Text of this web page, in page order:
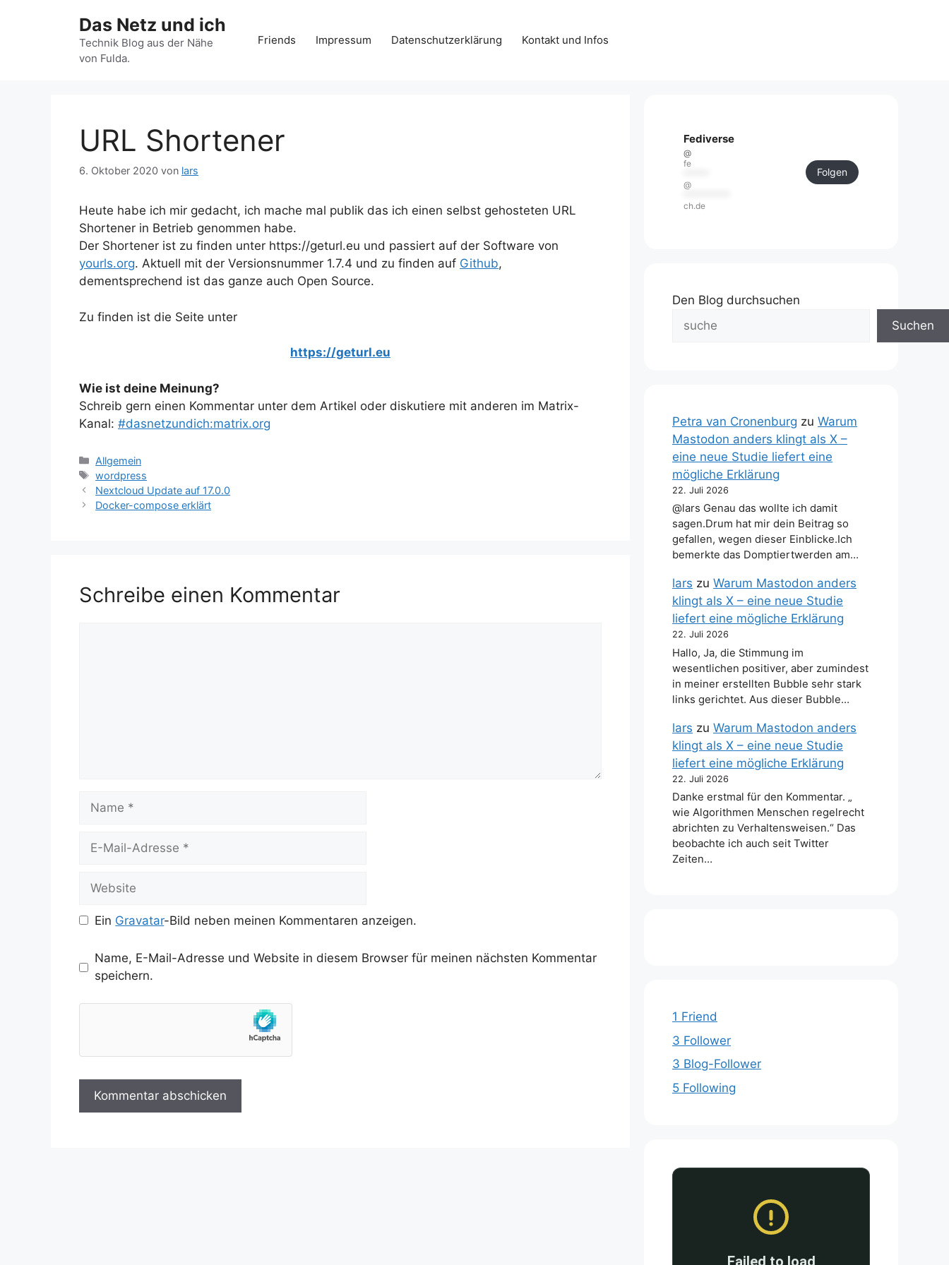
Das Netz und ich
Technik Blog aus der Nähe
von Fulda.
Friends Impressum Datenschutzerklärung Kontakt und Infos
URL Shortener
6. Oktober 2020 von lars
Heute habe ich mir gedacht, ich mache mal publik das ich einen selbst gehosteten URL
Shortener in Betrieb genommen habe.
Der Shortener ist zu finden unter https://geturl.eu und passiert auf der Software von
yourls.org. Aktuell mit der Versionsnummer 1.7.4 und zu finden auf Github,
dementsprechend ist das ganze auch Open Source.
Zu finden ist die Seite unter
https://geturl.eu
Wie ist deine Meinung?
Schreib gern einen Kommentar unter dem Artikel oder diskutiere mit anderen im Matrix-
Kanal: #dasnetzundich:matrix.org
Kategorien
Allgemein
Schlagwörter
wordpress
Nextcloud Update auf 17.0.0
Docker-compose erklärt
Schreibe einen Kommentar
Mail-
Ein Gravatar-Bild neben meinen Kommentaren anzeigen.
Name, E-Mail-Adresse und Website in diesem Browser für meinen nächsten Kommentar
speichern.
Fediverse
@
fe
@
ch.de
Folgen
Den Blog durchsuchen
Suchen
Petra van Cronenburg zu Warum
Mastodon anders klingt als X –
eine neue Studie liefert eine
mögliche Erklärung
22. Juli 2026
@lars Genau das wollte ich damit
sagen.Drum hat mir dein Beitrag so
gefallen, wegen dieser Einblicke.Ich
bemerkte das Domptiertwerden am…
lars zu Warum Mastodon anders
klingt als X – eine neue Studie
liefert eine mögliche Erklärung
22. Juli 2026
Hallo, Ja, die Stimmung im
wesentlichen positiver, aber zumindest
in meiner erstellten Bubble sehr stark
links gerichtet. Aus dieser Bubble…
lars zu Warum Mastodon anders
klingt als X – eine neue Studie
liefert eine mögliche Erklärung
22. Juli 2026
Danke erstmal für den Kommentar. „
wie Algorithmen Menschen regelrecht
abrichten zu Verhaltensweisen.“ Das
beobachte ich auch seit Twitter
Zeiten…
1 Friend
3 Follower
3 Blog-Follower
5 Following